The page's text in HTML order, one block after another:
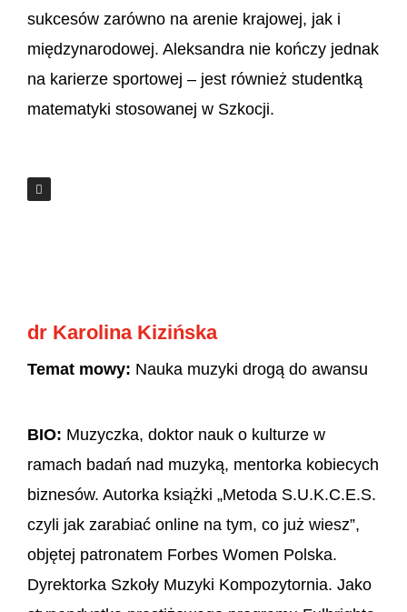
sukcesów zarówno na arenie krajowej, jak i
międzynarodowej. Aleksandra nie kończy jednak
na karierze sportowej – jest również studentką
matematyki stosowanej w Szkocji.
dr Karolina Kizińska
Temat mowy: Nauka muzyki drogą do awansu
BIO: Muzyczka, doktor nauk o kulturze w
ramach badań nad muzyką, mentorka kobiecych
biznesów. Autorka książki „Metoda S.U.K.C.E.S.
czyli jak zarabiać online na tym, co już wiesz”,
objętej patronatem Forbes Women Polska.
Dyrektorka Szkoły Muzyki Kompozytornia. Jako